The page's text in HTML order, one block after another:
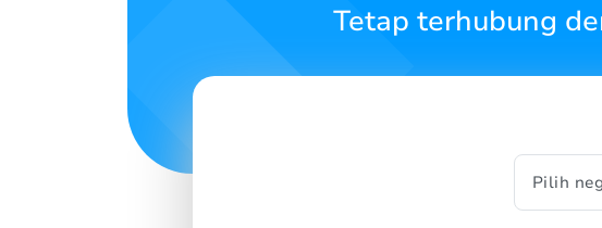
Bahasa Indonesia
Tetap terhubung